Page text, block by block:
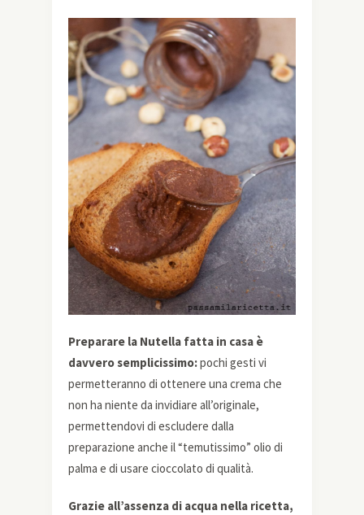
Preparare la Nutella fatta in casa è
davvero semplicissimo:pochi gesti vi
permetteranno di ottenere una crema che
non ha niente da invidiare all’originale,
permettendovi di escludere dalla
preparazione anche il “temutissimo” olio di
palma e di usare cioccolato di qualità.
Grazie all’assenza di acqua nella ricetta,